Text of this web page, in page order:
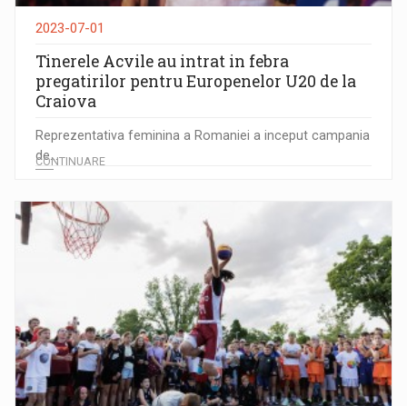
2023-07-01
Tinerele Acvile au intrat in febra
pregatirilor pentru Europenelor U20 de la
Craiova
Reprezentativa feminina a Romaniei a inceput campania
de...
CONTINUARE